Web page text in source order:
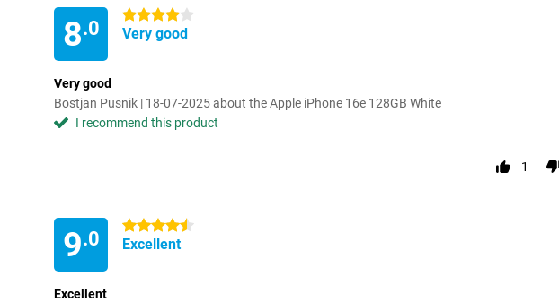
8.0
4 stars
Very good
Very good
Bostjan Pusnik | 18-07-2025 about the Apple iPhone 16e 128GB White
I recommend this product
1
9.0
4.5 stars
Excellent
Excellent